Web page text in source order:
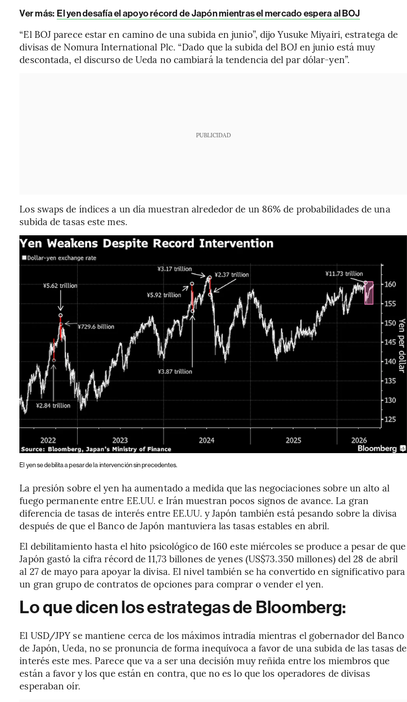
Ver más: El yen desafía el apoyo récord de Japón mientras el mercado espera al BOJ
“El BOJ parece estar en camino de una subida en junio”, dijo Yusuke Miyairi, estratega de
divisas de Nomura International Plc. “Dado que la subida del BOJ en junio está muy
descontada, el discurso de Ueda no cambiará la tendencia del par dólar-yen”.
PUBLICIDAD
Los swaps de índices a un día muestran alrededor de un 86% de probabilidades de una
subida de tasas este mes.
El yen se debilita a pesar de la intervención sin precedentes.
La presión sobre el yen ha aumentado a medida que las negociaciones sobre un alto al
fuego permanente entre EE.UU. e Irán muestran pocos signos de avance. La gran
diferencia de tasas de interés entre EE.UU. y Japón también está pesando sobre la divisa
después de que el Banco de Japón mantuviera las tasas estables en abril.
El debilitamiento hasta el hito psicológico de 160 este miércoles se produce a pesar de que
Japón gastó la cifra récord de 11,73 billones de yenes (US$73.350 millones) del 28 de abril
al 27 de mayo para apoyar la divisa. El nivel también se ha convertido en significativo para
un gran grupo de contratos de opciones para comprar o vender el yen.
Lo que dicen los estrategas de Bloomberg:
El USD/JPY se mantiene cerca de los máximos intradía mientras el gobernador del Banco
de Japón, Ueda, no se pronuncia de forma inequívoca a favor de una subida de las tasas de
interés este mes. Parece que va a ser una decisión muy reñida entre los miembros que
están a favor y los que están en contra, que no es lo que los operadores de divisas
esperaban oír.